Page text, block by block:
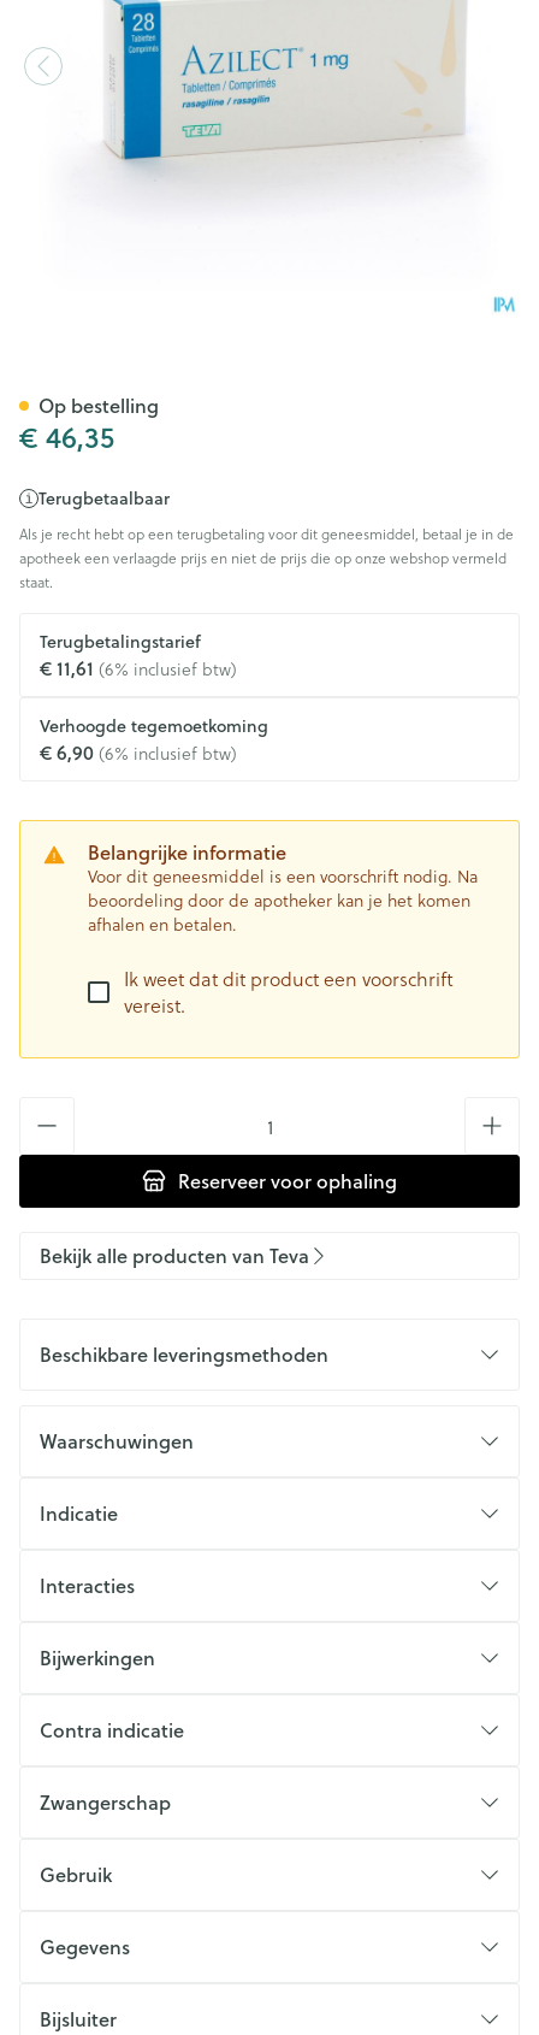
€ 46,35
Terugbetaalbaar
Als je recht hebt op een terugbetaling voor dit geneesmiddel, betaal je in de
apotheek een verlaagde prijs en niet de prijs die op onze webshop vermeld
staat.
Terugbetalingstarief
€ 11,61 (6% inclusief btw)
Verhoogde tegemoetkoming
€ 6,90(6% inclusief btw)
Belangrijke informatie
Voor dit geneesmiddel is een voorschrift nodig. Na
beoordeling door de apotheker kan je het komen
afhalen en betalen.
Ik weet dat dit product een voorschrift
vereist.
Reserveervoor ophaling
Op bestelling
Bekijk alle producten van Teva
Beschikbare leveringsmethoden
Waarschuwingen
Indicatie
Interacties
Bijwerkingen
Contra indicatie
Zwangerschap
Gebruik
Gegevens
Bijsluiter